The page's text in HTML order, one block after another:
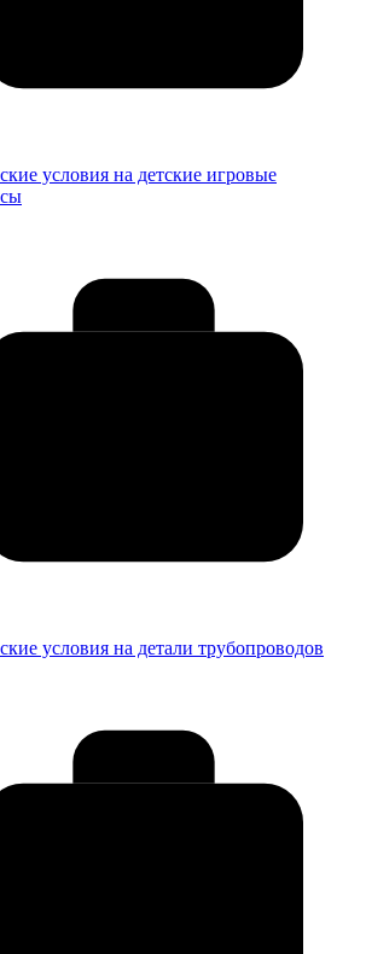
условия на детские игровые
условия на детали трубопроводов